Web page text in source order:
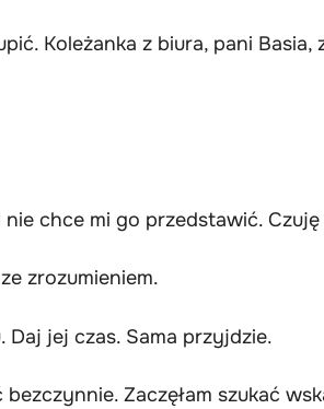
Koleżanka z biura, pani
nie chce mi go przedstawić.
zrozumieniem.
Daj jej czas. Sama przyjdzie.
Zaczęłam szukać